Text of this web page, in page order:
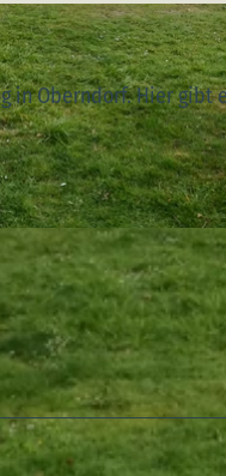
Oberndorf. Hier gibt